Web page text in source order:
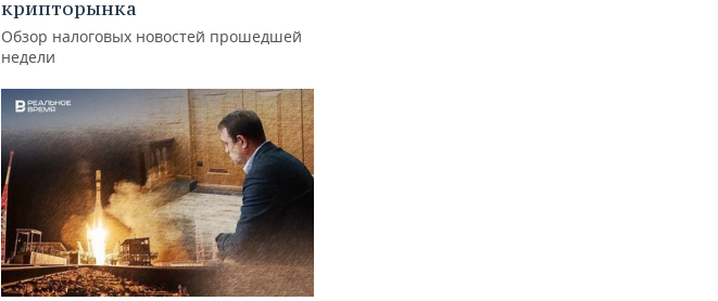
крипторынка
Обзор налоговых новостей прошедшей
недели